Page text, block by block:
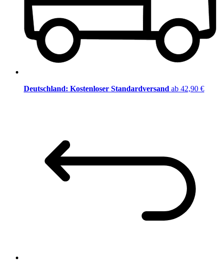
Deutschland: Kostenloser Standardversand ab 42,90 €